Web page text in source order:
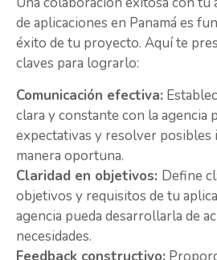
de aplicaciones en Panamá es
éxito de tu proyecto. Aquí te
claves para lograrlo:
Comunicación efectiva:
clara y constante con la agencia
expectativas y resolver posibles
manera oportuna.
Claridad en objetivos: Define
objetivos y requisitos de tu
agencia pueda desarrollarla de
necesidades.
Feedback constructivo: